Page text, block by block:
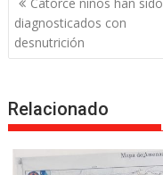
navigation
diagnosticados con
desnutrición
Relacionado